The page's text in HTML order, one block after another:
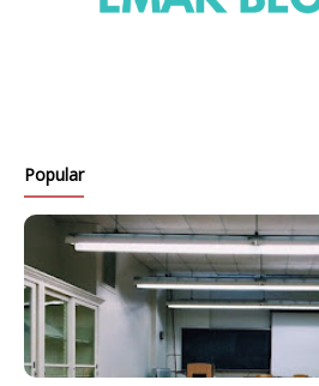
Popular